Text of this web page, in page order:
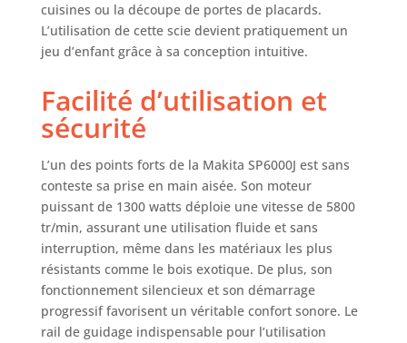
cuisines ou la découpe de portes de placards.
L’utilisation de cette scie devient pratiquement un
jeu d’enfant grâce à sa conception intuitive.
Facilité d’utilisation et
sécurité
L’un des points forts de la Makita SP6000J est sans
conteste sa prise en main aisée. Son moteur
puissant de 1300 watts déploie une vitesse de 5800
tr/min, assurant une utilisation fluide et sans
interruption, même dans les matériaux les plus
résistants comme le bois exotique. De plus, son
fonctionnement silencieux et son démarrage
progressif favorisent un véritable confort sonore. Le
rail de guidage indispensable pour l’utilisation